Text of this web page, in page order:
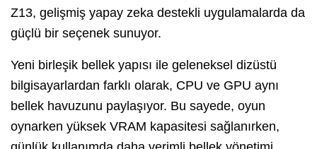
Z13, gelişmiş yapay zeka destekli uygulamalarda da
güçlü bir seçenek sunuyor.
Yeni birleşik bellek yapısı ile geleneksel dizüstü
bilgisayarlardan farklı olarak, CPU ve GPU aynı
bellek havuzunu paylaşıyor. Bu sayede, oyun
oynarken yüksek VRAM kapasitesi sağlanırken,